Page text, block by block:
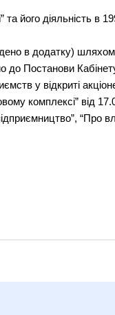
його діяльність в
в додатку)
до Постанови
у відкриті
комплексі” від
“Про